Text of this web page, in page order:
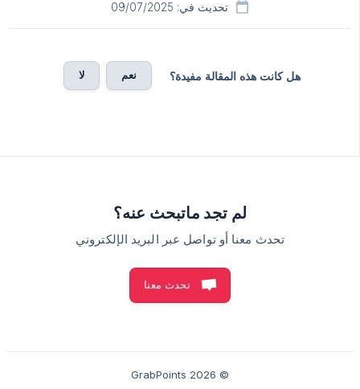
تحديث في: 09/07/2025
هل كانت هذه المقالة مفيدة؟ نعم لا
لم تجد ماتبحث عنه؟
تحدث معنا أو تواصل عبر البريد الإلكتروني
تحدث معنا
© 2026 GrabPoints